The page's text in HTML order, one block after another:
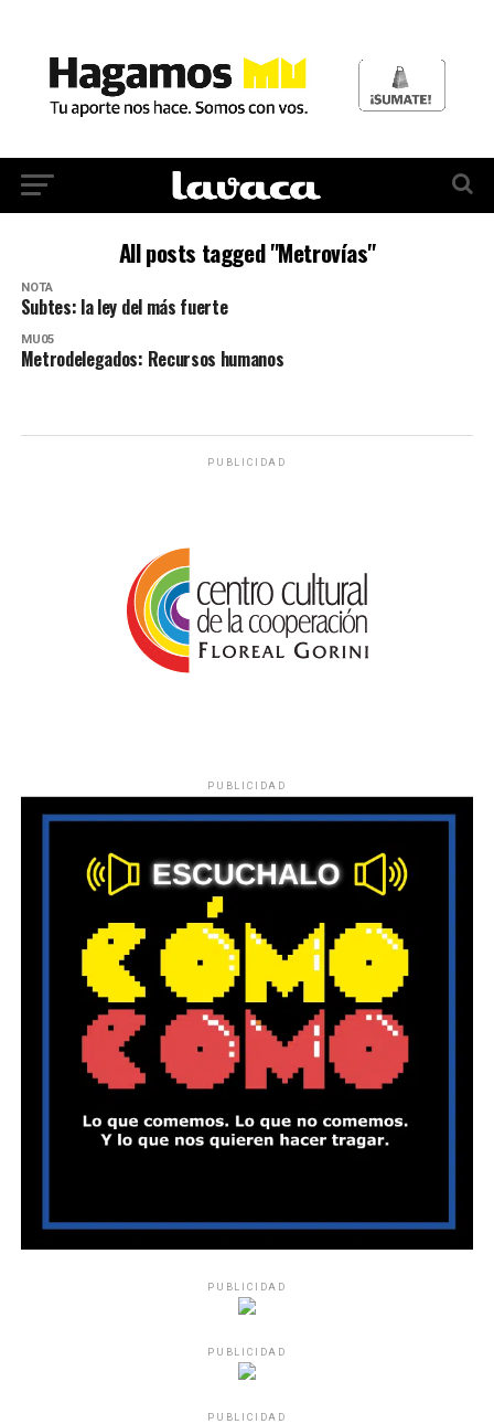
All posts tagged "Metrovías"
NOTA
Subtes: la ley del más fuerte
MU05
Metrodelegados: Recursos humanos
PUBLICIDAD
PUBLICIDAD
PUBLICIDAD
PUBLICIDAD
PUBLICIDAD